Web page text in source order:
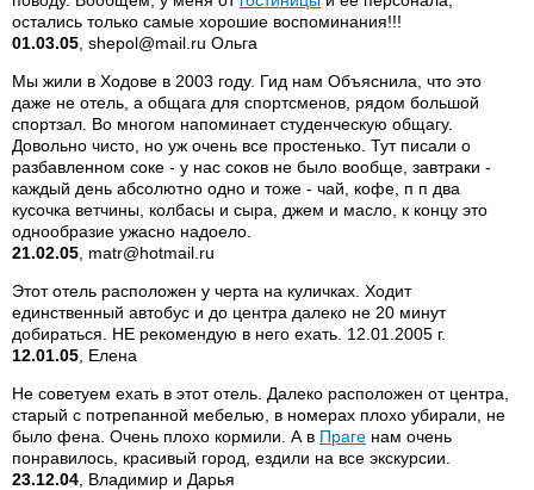
остались только самые хорошие воспоминания!!!
01.03.05 , shepol@mail.ru Ольга
Мы жили в Ходове в 2003 году. Гид нам Объяснила, что это
даже не отель, а общага для спортсменов, рядом большой
спортзал. Во многом напоминает студенческую общагу.
Довольно чисто, но уж очень все простенько. Тут писали о
разбавленном соке - у нас соков не было вообще, завтраки -
каждый день абсолютно одно и тоже - чай, кофе, п п два
кусочка ветчины, колбасы и сыра, джем и масло, к концу это
однообразие ужасно надоело.
21.02.05 , matr@hotmail.ru
Этот отель расположен у черта на куличках. Ходит
единственный автобус и до центра далеко не 20 минут
добираться. НЕ рекомендую в него ехать. 12.01.2005 г.
12.01.05 , Елена
Не советуем ехать в этот отель. Далеко расположен от центра,
старый с потрепанной мебелью, в номерах плохо убирали, не
было фена. Очень плохо кормили. А в Праге нам очень
понравилось, красивый город, ездили на все экскурсии.
23.12.04 , Владимир и Дарья